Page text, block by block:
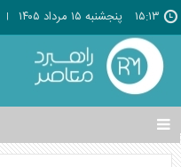
۱۵:۱۳ پنجشنبه ۱۵ مرداد ۱۴۰۵
تغییر
وضعیت
منوی